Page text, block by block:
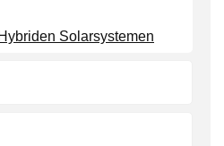
Solarsystemen